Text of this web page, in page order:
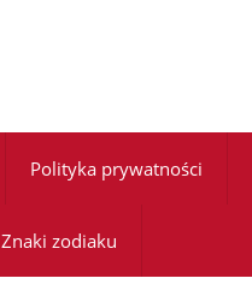
Polityka prywatności
Znaki zodiaku